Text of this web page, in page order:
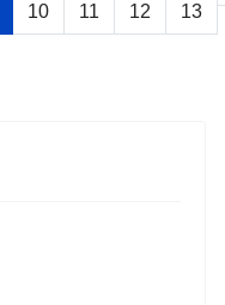
10 11 12 13